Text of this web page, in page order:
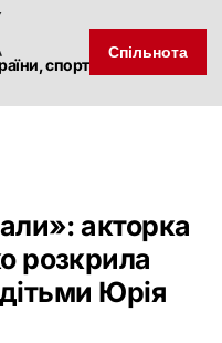
спорт
Спільнота
акторка
розкрила
дітьми Юрія